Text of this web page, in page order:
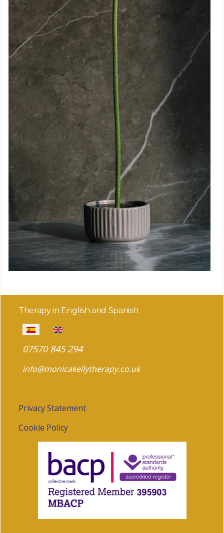
Therapy in English and Spanish
Seleccione su idioma
07570 845 294
info@monicakellytherapy.co.uk
Privacy Statement
Cookie Policy